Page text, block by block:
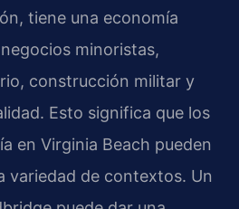
tiene una economía
minoristas,
construcción militar y
Esto significa que los
en Virginia Beach pueden
variedad de contextos. Un